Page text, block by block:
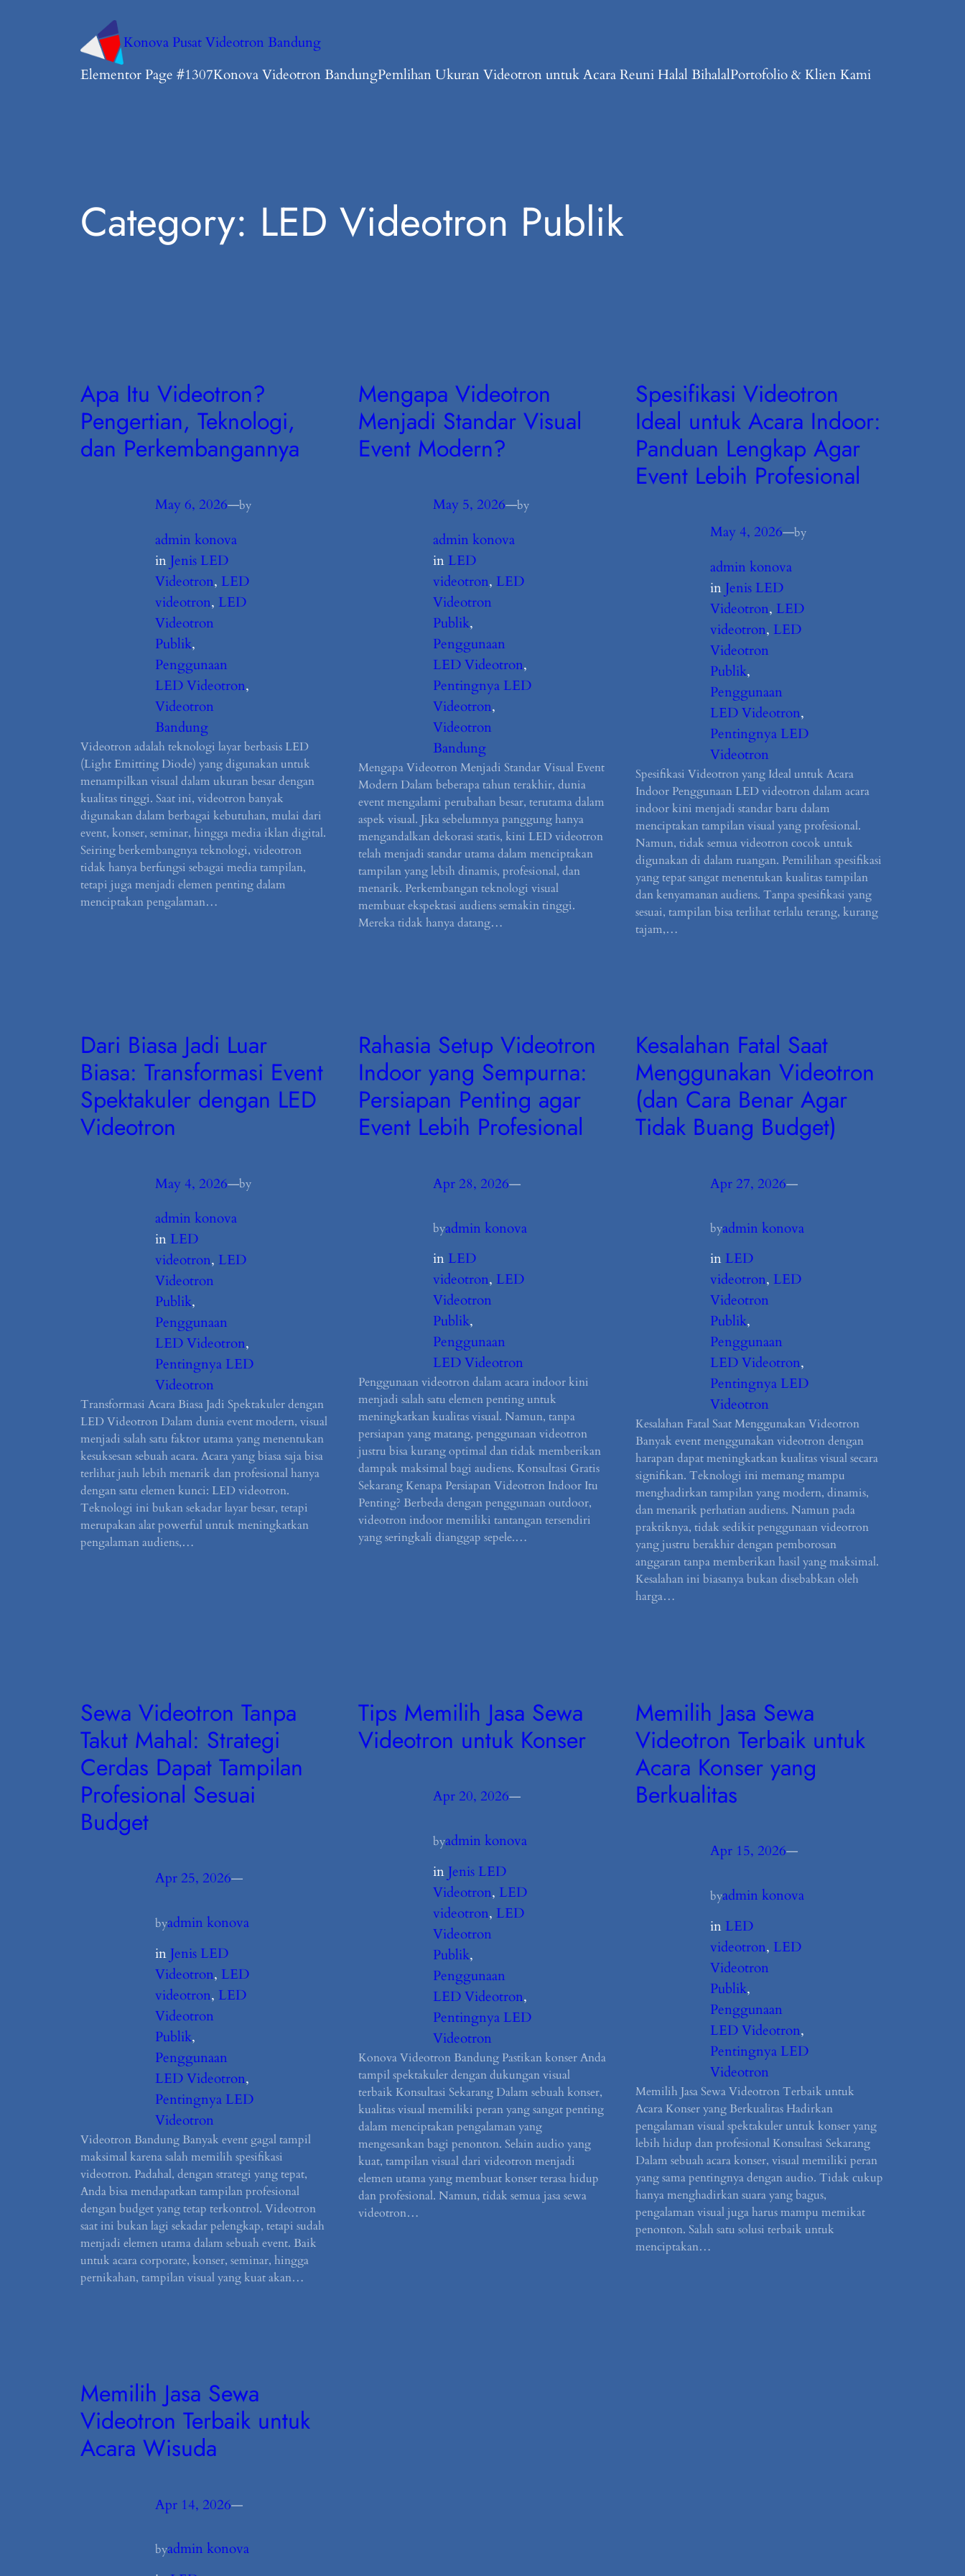
Konova Pusat Videotron Bandung
Elementor Page #1307Konova Videotron BandungPemlihan Ukuran Videotron untuk Acara Reuni Halal BihalalPortofolio & Klien Kami
Category: LED Videotron Publik
Apa Itu Videotron?
Pengertian, Teknologi,
dan Perkembangannya
May 6, 2026—by
admin konova
in Jenis LED
Videotron, LED
videotron, LED
Videotron
Publik
Penggunaan
LED Videotron
Videotron
Bandung
Videotron adalah teknologi layar berbasis LED
(Light Emitting Diode) yang digunakan untuk
menampilkan visual dalam ukuran besar dengan
kualitas tinggi. Saat ini, videotron banyak
digunakan dalam berbagai kebutuhan, mulai dari
event, konser, seminar, hingga media iklan digital.
Seiring berkembangnya teknologi, videotron
tidak hanya berfungsi sebagai media tampilan,
tetapi juga menjadi elemen penting dalam
menciptakan pengalaman…
Mengapa Videotron
Menjadi Standar Visual
Event Modern?
May 5, 2026—by
admin konova
in LED
videotron, LED
Videotron
Publik
Penggunaan
LED Videotron
Pentingnya LED
Videotron
Videotron
Bandung
Mengapa Videotron Menjadi Standar Visual Event
Modern Dalam beberapa tahun terakhir, dunia
event mengalami perubahan besar, terutama dalam
aspek visual. Jika sebelumnya panggung hanya
mengandalkan dekorasi statis, kini LED videotron
telah menjadi standar utama dalam menciptakan
tampilan yang lebih dinamis, profesional, dan
menarik. Perkembangan teknologi visual
membuat ekspektasi audiens semakin tinggi.
Mereka tidak hanya datang…
Spesifikasi Videotron
Ideal untuk Acara Indoor:
Panduan Lengkap Agar
Event Lebih Profesional
May 4, 2026—by
admin konova
in Jenis LED
Videotron, LED
videotron, LED
Videotron
Publik
Penggunaan
LED Videotron
Pentingnya LED
Videotron
Spesifikasi Videotron yang Ideal untuk Acara
Indoor Penggunaan LED videotron dalam acara
indoor kini menjadi standar baru dalam
menciptakan tampilan visual yang profesional.
Namun, tidak semua videotron cocok untuk
digunakan di dalam ruangan. Pemilihan spesifikasi
yang tepat sangat menentukan kualitas tampilan
dan kenyamanan audiens. Tanpa spesifikasi yang
sesuai, tampilan bisa terlihat terlalu terang, kurang
tajam,…
Dari Biasa Jadi Luar
Biasa: Transformasi Event
Spektakuler dengan LED
Videotron
May 4, 2026—by
admin konova
in LED
videotron, LED
Videotron
Publik
Penggunaan
LED Videotron
Pentingnya LED
Videotron
Transformasi Acara Biasa Jadi Spektakuler dengan
LED Videotron Dalam dunia event modern, visual
menjadi salah satu faktor utama yang menentukan
kesuksesan sebuah acara. Acara yang biasa saja bisa
terlihat jauh lebih menarik dan profesional hanya
dengan satu elemen kunci: LED videotron.
Teknologi ini bukan sekadar layar besar, tetapi
merupakan alat powerful untuk meningkatkan
pengalaman audiens,…
Rahasia Setup Videotron
Indoor yang Sempurna:
Persiapan Penting agar
Event Lebih Profesional
Apr 28, 2026—
byadmin konova
in LED
videotron, LED
Videotron
Publik
Penggunaan
LED Videotron
Penggunaan videotron dalam acara indoor kini
menjadi salah satu elemen penting untuk
meningkatkan kualitas visual. Namun, tanpa
persiapan yang matang, penggunaan videotron
justru bisa kurang optimal dan tidak memberikan
dampak maksimal bagi audiens. Konsultasi Gratis
Sekarang Kenapa Persiapan Videotron Indoor Itu
Penting? Berbeda dengan penggunaan outdoor,
videotron indoor memiliki tantangan tersendiri
yang seringkali dianggap sepele.…
Kesalahan Fatal Saat
Menggunakan Videotron
(dan Cara Benar Agar
Tidak Buang Budget)
Apr 27, 2026—
byadmin konova
in LED
videotron, LED
Videotron
Publik
Penggunaan
LED Videotron
Pentingnya LED
Videotron
Kesalahan Fatal Saat Menggunakan Videotron
Banyak event menggunakan videotron dengan
harapan dapat meningkatkan kualitas visual secara
signifikan. Teknologi ini memang mampu
menghadirkan tampilan yang modern, dinamis,
dan menarik perhatian audiens. Namun pada
praktiknya, tidak sedikit penggunaan videotron
yang justru berakhir dengan pemborosan
anggaran tanpa memberikan hasil yang maksimal.
Kesalahan ini biasanya bukan disebabkan oleh
harga…
Sewa Videotron Tanpa
Takut Mahal: Strategi
Cerdas Dapat Tampilan
Profesional Sesuai
Budget
Apr 25, 2026—
byadmin konova
in Jenis LED
Videotron, LED
videotron, LED
Videotron
Publik
Penggunaan
LED Videotron
Pentingnya LED
Videotron
Videotron Bandung Banyak event gagal tampil
maksimal karena salah memilih spesifikasi
videotron. Padahal, dengan strategi yang tepat,
Anda bisa mendapatkan tampilan profesional
dengan budget yang tetap terkontrol. Videotron
saat ini bukan lagi sekadar pelengkap, tetapi sudah
menjadi elemen utama dalam sebuah event. Baik
untuk acara corporate, konser, seminar, hingga
pernikahan, tampilan visual yang kuat akan…
Tips Memilih Jasa Sewa
Videotron untuk Konser
Apr 20, 2026—
byadmin konova
in Jenis LED
Videotron, LED
videotron, LED
Videotron
Publik
Penggunaan
LED Videotron
Pentingnya LED
Videotron
Konova Videotron Bandung Pastikan konser Anda
tampil spektakuler dengan dukungan visual
terbaik Konsultasi Sekarang Dalam sebuah konser,
kualitas visual memiliki peran yang sangat penting
dalam menciptakan pengalaman yang
mengesankan bagi penonton. Selain audio yang
kuat, tampilan visual dari videotron menjadi
elemen utama yang membuat konser terasa hidup
dan profesional. Namun, tidak semua jasa sewa
videotron…
Memilih Jasa Sewa
Videotron Terbaik untuk
Acara Konser yang
Berkualitas
Apr 15, 2026—
byadmin konova
in LED
videotron, LED
Videotron
Publik
Penggunaan
LED Videotron
Pentingnya LED
Videotron
Memilih Jasa Sewa Videotron Terbaik untuk
Acara Konser yang Berkualitas Hadirkan
pengalaman visual spektakuler untuk konser yang
lebih hidup dan profesional Konsultasi Sekarang
Dalam sebuah acara konser, visual memiliki peran
yang sama pentingnya dengan audio. Tidak cukup
hanya menghadirkan suara yang bagus,
pengalaman visual juga harus mampu memikat
penonton. Salah satu solusi terbaik untuk
menciptakan…
Memilih Jasa Sewa
Videotron Terbaik untuk
Acara Wisuda
Apr 14, 2026—
byadmin konova